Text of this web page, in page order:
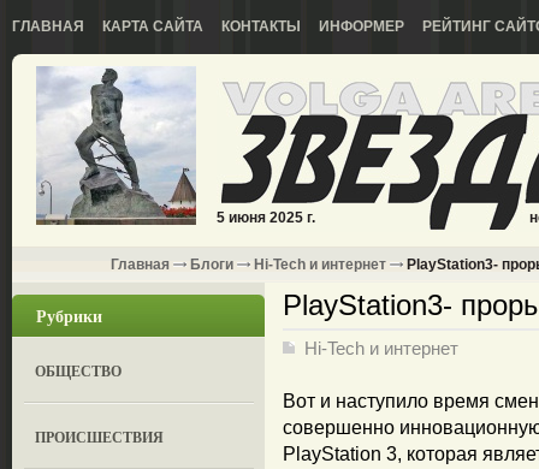
ГЛАВНАЯ КАРТА САЙТА КОНТАКТЫ ИНФОРМЕР РЕЙТИНГ
5 июня 2025 г.
Главная Блоги Hi-Tech и интернет PlayStation3-
Рубрики
ОБЩЕСТВО
ПРОИСШЕСТВИЯ
PlayStation3-
Hi-Tech и интернет
Вот и наступило время
совершенно
PlayStation 3, которая